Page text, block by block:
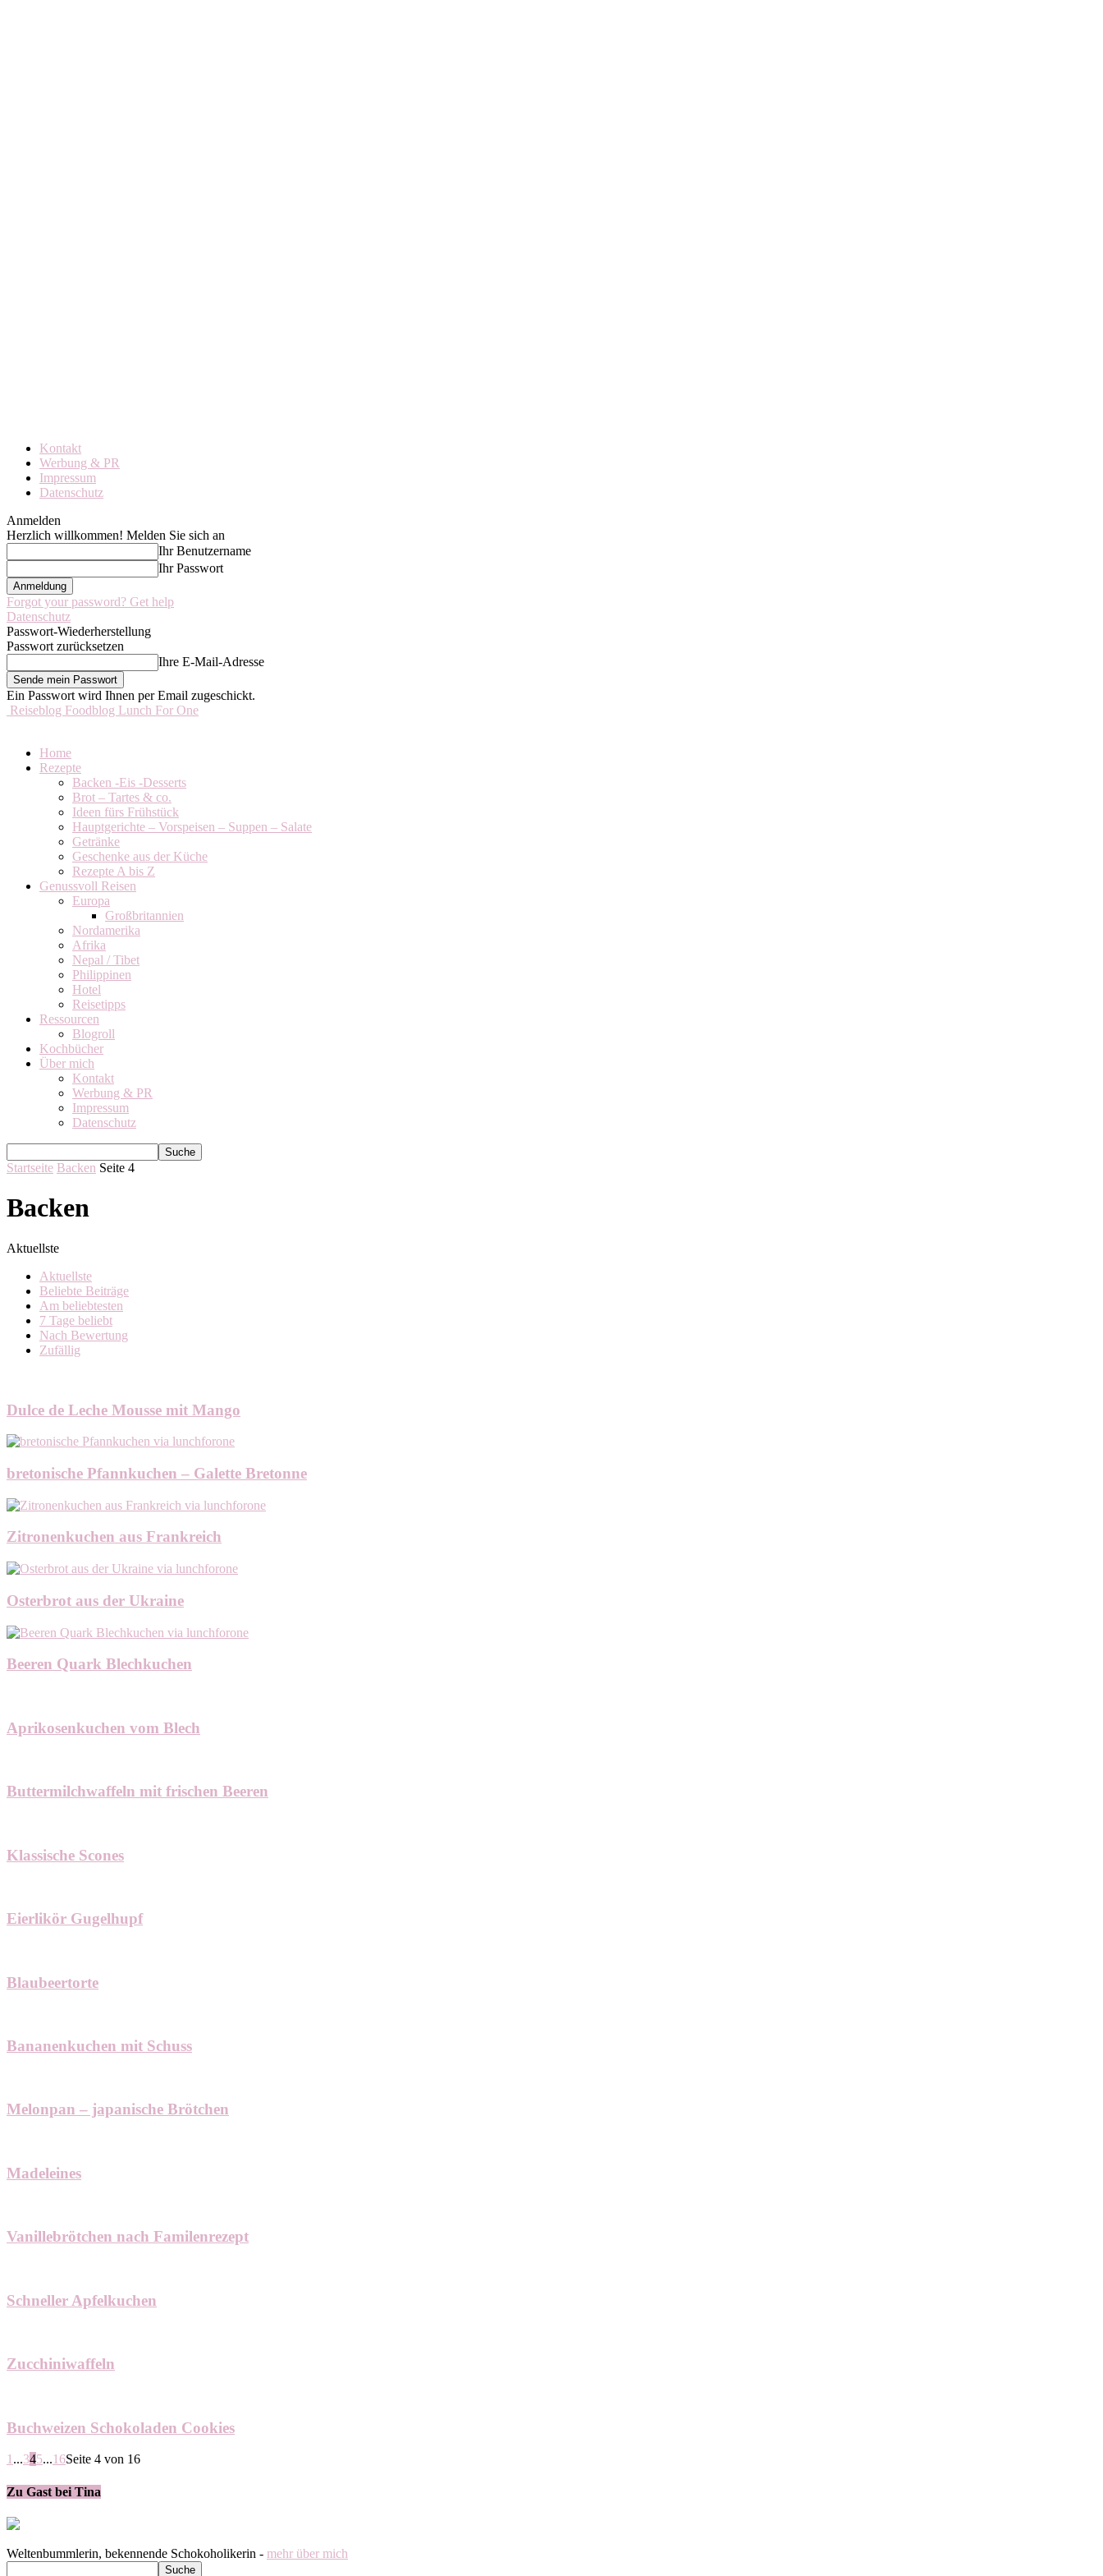
Kontakt
Werbung & PR
Impressum
Datenschutz
Anmelden
Herzlich willkommen! Melden Sie sich an
Ihr Benutzername
Ihr Passwort
Forgot your password? Get help
Datenschutz
Passwort-Wiederherstellung
Passwort zurücksetzen
Ihre E-Mail-Adresse
Ein Passwort wird Ihnen per Email zugeschickt.
Reiseblog Foodblog Lunch For One
Home
Rezepte
Backen -Eis -Desserts
Brot – Tartes & co.
Ideen fürs Frühstück
Hauptgerichte – Vorspeisen – Suppen – Salate
Getränke
Geschenke aus der Küche
Rezepte A bis Z
Genussvoll Reisen
Europa
Großbritannien
Nordamerika
Afrika
Nepal / Tibet
Philippinen
Hotel
Reisetipps
Ressourcen
Blogroll
Kochbücher
Über mich
Kontakt
Werbung & PR
Impressum
Datenschutz
Startseite Backen Seite 4
Backen
Aktuellste
Aktuellste
Beliebte Beiträge
Am beliebtesten
7 Tage beliebt
Nach Bewertung
Zufällig
Dulce de Leche Mousse mit Mango
bretonische Pfannkuchen – Galette Bretonne
Zitronenkuchen aus Frankreich
Osterbrot aus der Ukraine
Beeren Quark Blechkuchen
Aprikosenkuchen vom Blech
Buttermilchwaffeln mit frischen Beeren
Klassische Scones
Eierlikör Gugelhupf
Blaubeertorte
Bananenkuchen mit Schuss
Melonpan – japanische Brötchen
Madeleines
Vanillebrötchen nach Familenrezept
Schneller Apfelkuchen
Zucchiniwaffeln
Buchweizen Schokoladen Cookies
1 ...345...16Seite 4 von 16
Zu Gast bei Tina
Weltenbummlerin, bekennende Schokoholikerin - mehr über mich